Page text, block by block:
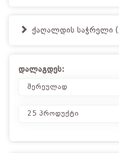
ქაღალდის საჭრელი
დალაგდეს: